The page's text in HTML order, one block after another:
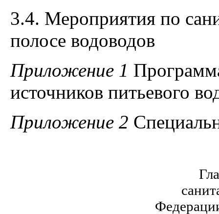
3.4. Мероприятия по
полосе водоводов
Приложение 1
источников питьевого
Приложение 2